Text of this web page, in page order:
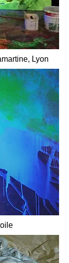
Lyon